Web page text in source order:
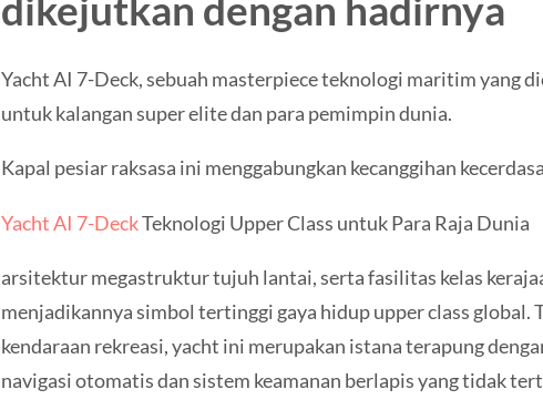
dikejutkan dengan hadirnya
Yacht AI 7-Deck, sebuah masterpiece teknologi maritim yang
untuk kalangan super elite dan para pemimpin dunia.
Kapal pesiar raksasa ini menggabungkan kecanggihan
Yacht AI 7-DeckTeknologi Upper Class untuk Para Raja Dunia
arsitektur megastruktur tujuh lantai, serta fasilitas kelas
menjadikannya simbol tertinggi gaya hidup upper class global.
kendaraan rekreasi, yacht ini merupakan istana terapung
navigasi otomatis dan sistem keamanan berlapis yang tidak